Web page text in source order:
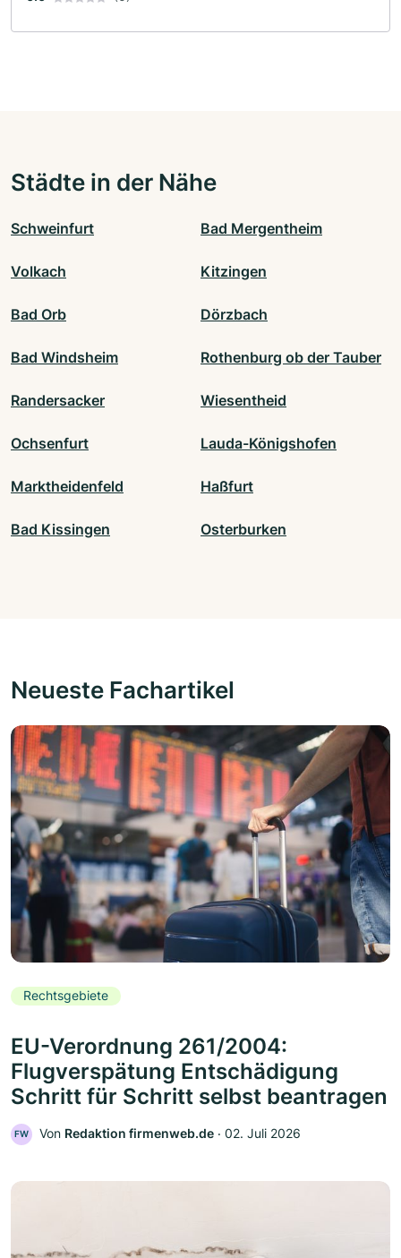
Städte in der Nähe
Schweinfurt Bad Mergentheim
Volkach Kitzingen
Bad Orb Dörzbach
Bad Windsheim Rothenburg ob der Tauber
Randersacker Wiesentheid
Ochsenfurt Lauda-Königshofen
Marktheidenfeld Haßfurt
Bad Kissingen Osterburken
Neueste Fachartikel
Rechtsgebiete
EU-Verordnung 261/2004:
Flugverspätung Entschädigung
Schritt für Schritt selbst beantragen
FW Von Redaktion firmenweb.de ‧ 02. Juli 2026